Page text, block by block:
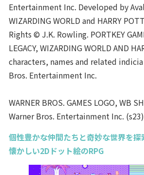
Entertainment Inc. Developed by
WIZARDING WORLD and HARRY
Rights © J.K. Rowling. PORTKEY
LEGACY, WIZARDING WORLD AND
characters, names and related
Bros. Entertainment Inc.
WARNER BROS. GAMES LOGO, WB
Warner Bros. Entertainment Inc. (s23)
個性豊かな仲間たちと奇妙な世界を
懐かしい2Dドット絵のRPG